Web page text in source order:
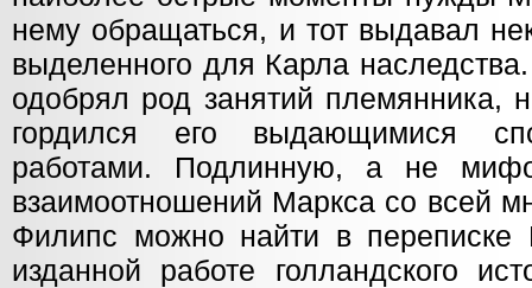
нему обращаться, и тот выдавал
выделенного для Карла
одобрял род занятий племянника,
гордился его выдающимися
работами. Подлинную, а не
взаимоотношений Маркса со всей
Филипс можно найти в переписке
изданной работе голландского